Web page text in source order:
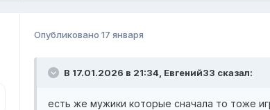
Опубликовано 17 января
В 17.01.2026 в 21:34, Евгений33 сказал:
есть же мужики которые сначала то тоже